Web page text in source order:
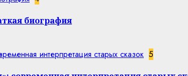
биография
интерпретация старых сказок 5